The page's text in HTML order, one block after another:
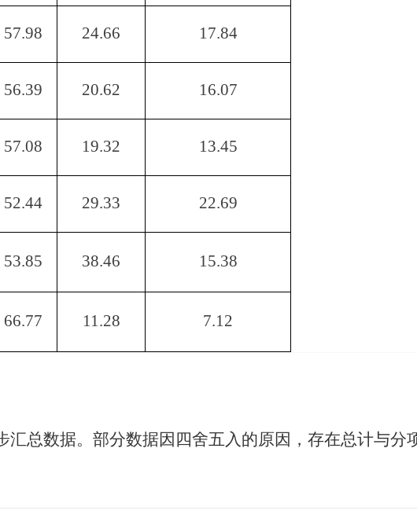
57.98 24.66 17.84
56.39 20.62 16.07
57.08 19.32 13.45
52.44 29.33 22.69
53.85 38.46 15.38
66.77 11.28 7.12
汇总数据。部分数据因四舍五入的原因，存在总计与分